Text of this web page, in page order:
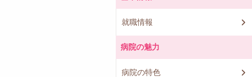
就職情報
病院の魅力
病院の特色